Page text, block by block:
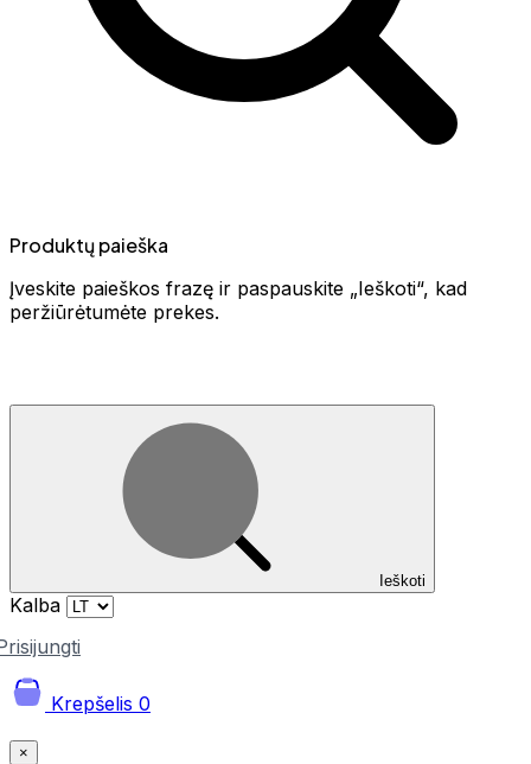
Produktų paieška
Įveskite paieškos frazę ir paspauskite „Ieškoti“, kad
peržiūrėtumėte prekes.
Ieškoti
Kalba
Krepšelis 0
×